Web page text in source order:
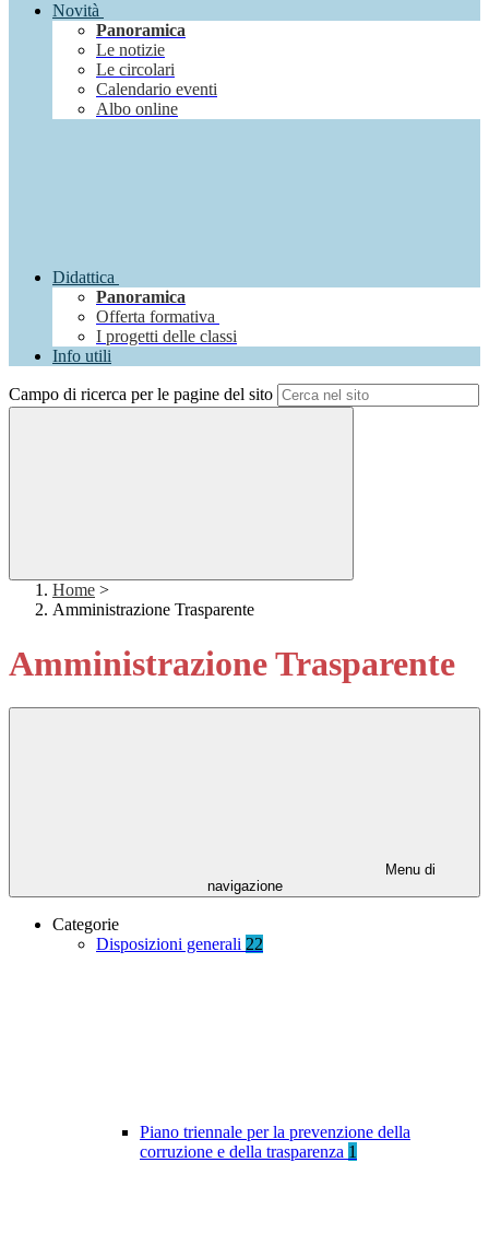
Novità
Panoramica
Le notizie
Le circolari
Calendario eventi
Albo online
Didattica
Panoramica
Offerta formativa
I progetti delle classi
Info utili
Campo di ricerca per le pagine del sito
Home >
Amministrazione Trasparente
Amministrazione Trasparente
Menu di
navigazione
Categorie
Disposizioni generali 22
Piano triennale per la prevenzione della
corruzione e della trasparenza 1